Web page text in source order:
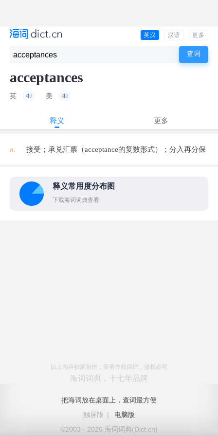
英汉 汉语 更多
acceptances
英 美
释义 更多
n. 接受；承兑汇票（acceptance的复数形式）；分入再分保
释义常用度分布图
下载海词词典查看
以上内容独家创作，受著作权保护，侵权必究
海词词典，十七年品牌
把海词放在桌面上，查词最方便
触屏版
|
电脑版
©2003 - 2026 海词词典(Dict.cn)